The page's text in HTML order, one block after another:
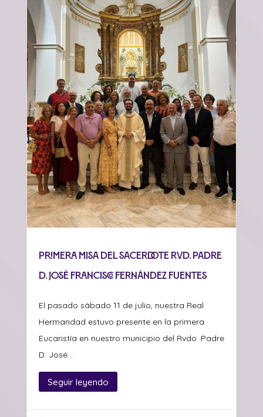
Primera misa del sacerdote Rvd. Padre
D. José Francisco Fernández Fuentes
El pasado sábado 11 de julio, nuestra Real
Hermandad estuvo presente en la primera
Eucaristía en nuestro municipio del Rvdo. Padre
D. José...
Seguir leyendo